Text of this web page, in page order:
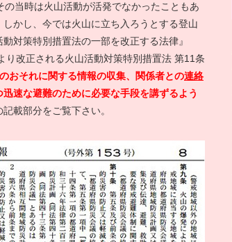
当時は火山活動が活発でなかったこともあ
かし、今では火山に立ち入ろうとする登山
対策特別措置法の一部を改正する法律』
り改正される火山活動対策特別措置法 第11条
おそれに関する情報の収集、関係者との連絡
速な避難のために必要な手段を講ずるよう
載部分をご覧下さい。